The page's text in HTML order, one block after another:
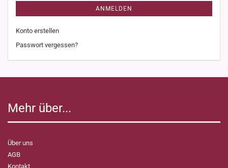
ANMELDEN
Konto erstellen
Passwort vergessen?
Mehr über...
Über uns
AGB
Kontakt